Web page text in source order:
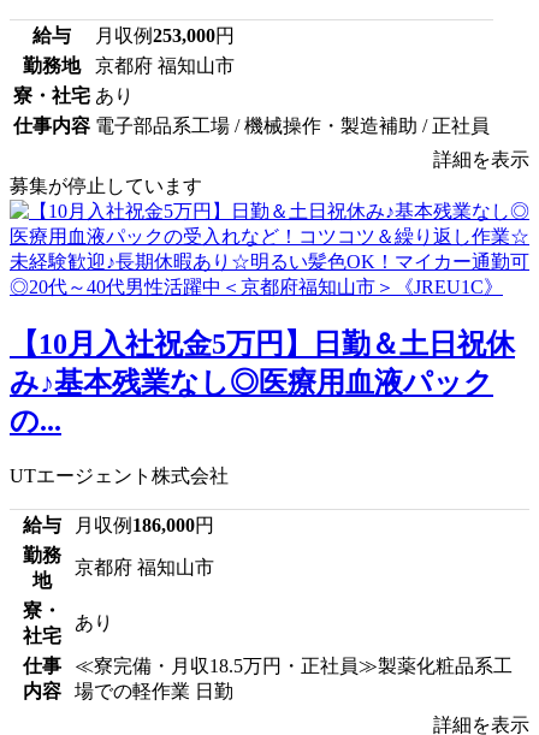
給与 月収例253,000円
勤務地
京都府 福知山市
寮・社宅 あり
仕事内容 電子部品系工場 / 機械操作・製造補助 / 正社員
詳細を表示
募集が停止しています
【10月入社祝金5万円】日勤＆土日祝休
み♪基本残業なし◎医療用血液パック
の...
UTエージェント株式会社
給与 月収例 186,000円
勤務
地
京都府 福知山市
寮・
社宅
あり
仕事
内容
≪寮完備・月収18.5万円・正社員≫製薬化粧品系工
場での軽作業 日勤
詳細を表示